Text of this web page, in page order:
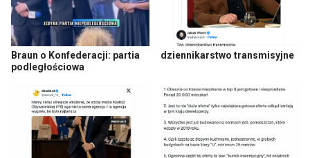
Braun o Konfederacji: partia
podległościowa
dziennikarstwo transmisyjne